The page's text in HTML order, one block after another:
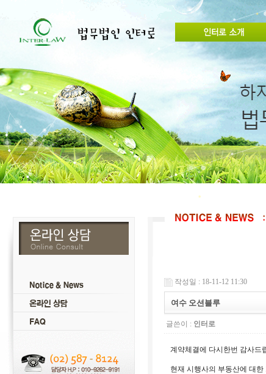
작성일 : 18-11-12 11:30
여수 오션블루
글쓴이 : 인터로
계약체결에 다시한번 감사드
현재 시행사의 부동산에 대